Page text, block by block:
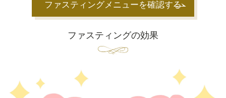
ファスティングメニューを確認する
ファスティングの効果